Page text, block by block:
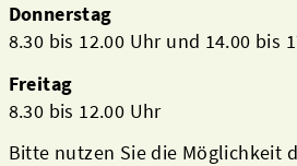
Donnerstag
8.30 bis 12.00 Uhr und 14.00 bis
Freitag
8.30 bis 12.00 Uhr
Bitte nutzen Sie die Möglichkeit